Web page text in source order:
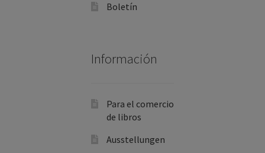
Boletín
Información
Para el comercio
de libros
Ausstellungen